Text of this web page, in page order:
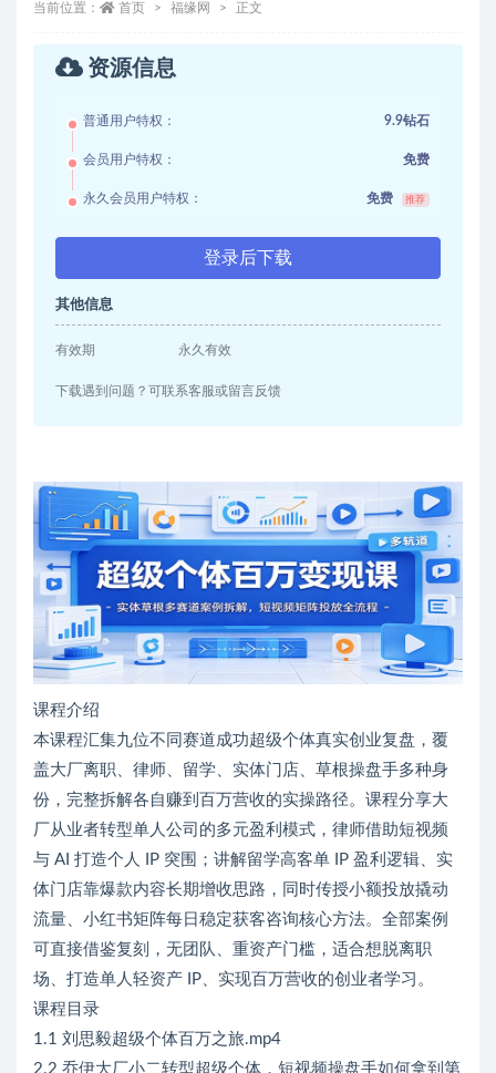
当前位置： 首页 福缘网 正文
资源信息
普通用户特权： 9.9钻石
会员用户特权： 免费
永久会员用户特权： 免费 推荐
登录后下载
其他信息
有效期 永久有效
下载遇到问题？可联系客服或留言反馈
课程介绍
本课程汇集九位不同赛道成功超级个体真实创业复盘，覆
盖大厂离职、律师、留学、实体门店、草根操盘手多种身
份，完整拆解各自赚到百万营收的实操路径。课程分享大
厂从业者转型单人公司的多元盈利模式，律师借助短视频
与 AI 打造个人 IP 突围；讲解留学高客单 IP 盈利逻辑、实
体门店靠爆款内容长期增收思路，同时传授小额投放撬动
流量、小红书矩阵每日稳定获客咨询核心方法。全部案例
可直接借鉴复刻，无团队、重资产门槛，适合想脱离职
场、打造单人轻资产 IP、实现百万营收的创业者学习。
课程目录
1.1 刘思毅超级个体百万之旅.mp4
2.2 乔伊大厂小二转型超级个体，短视频操盘手如何拿到第